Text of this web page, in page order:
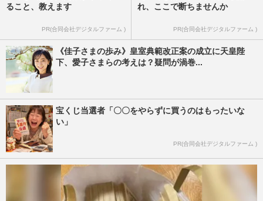
ること、教えます
PR(合同会社デジタルファーム )
れ、ここで断ちませんか
PR(合同会社デジタルファーム )
《佳子さまの歩み》皇室典範改正案の成立に天皇陛
下、愛子さまらの考えは？疑問が渦巻...
宝くじ当選者「〇〇をやらずに買うのはもったいな
い」
PR(合同会社デジタルファーム )